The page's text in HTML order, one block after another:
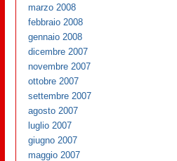
marzo 2008
febbraio 2008
gennaio 2008
dicembre 2007
novembre 2007
ottobre 2007
settembre 2007
agosto 2007
luglio 2007
giugno 2007
maggio 2007